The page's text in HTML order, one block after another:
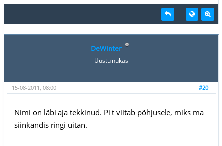
DeWinter
Uustulnukas
#20
15-08-2011, 08:00
Nimi on läbi aja tekkinud. Pilt viitab põhjusele, miks ma
siinkandis ringi uitan.